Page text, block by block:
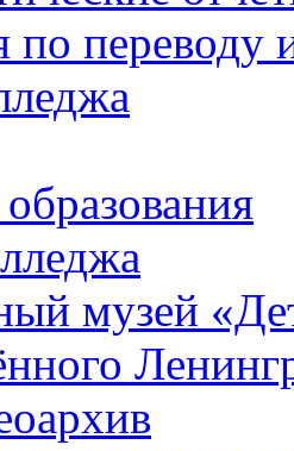
по переводу
музей